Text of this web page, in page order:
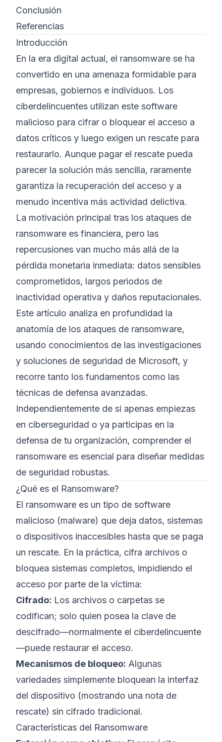
Conclusión
Referencias
Introducción
En la era digital actual, el ransomware se ha
convertido en una amenaza formidable para
empresas, gobiernos e individuos. Los
ciberdelincuentes utilizan este software
malicioso para cifrar o bloquear el acceso a
datos críticos y luego exigen un rescate para
restaurarlo. Aunque pagar el rescate pueda
parecer la solución más sencilla, raramente
garantiza la recuperación del acceso y a
menudo incentiva más actividad delictiva.
La motivación principal tras los ataques de
ransomware es financiera, pero las
repercusiones van mucho más allá de la
pérdida monetaria inmediata: datos sensibles
comprometidos, largos periodos de
inactividad operativa y daños reputacionales.
Este artículo analiza en profundidad la
anatomía de los ataques de ransomware,
usando conocimientos de las investigaciones
y soluciones de seguridad de Microsoft, y
recorre tanto los fundamentos como las
técnicas de defensa avanzadas.
Independientemente de si apenas empiezas
en ciberseguridad o ya participas en la
defensa de tu organización, comprender el
ransomware es esencial para diseñar medidas
de seguridad robustas.
¿Qué es el Ransomware?
El ransomware es un tipo de software
malicioso (malware) que deja datos, sistemas
o dispositivos inaccesibles hasta que se paga
un rescate. En la práctica, cifra archivos o
bloquea sistemas completos, impidiendo el
acceso por parte de la víctima:
Cifrado: Los archivos o carpetas se
codifican; solo quien posea la clave de
descifrado—normalmente el ciberdelincuente
—puede restaurar el acceso.
Mecanismos de bloqueo: Algunas
variedades simplemente bloquean la interfaz
del dispositivo (mostrando una nota de
rescate) sin cifrado tradicional.
Características del Ransomware